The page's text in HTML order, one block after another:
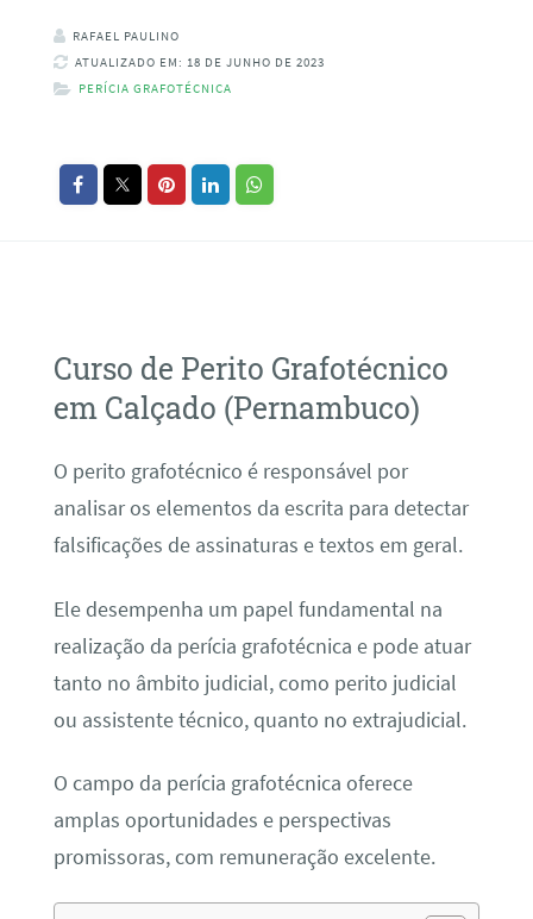
RAFAEL PAULINO
ATUALIZADO EM: 18 DE JUNHO DE 2023
PERÍCIA GRAFOTÉCNICA
Curso de Perito Grafotécnico
em Calçado (Pernambuco)
O perito grafotécnico é responsável por
analisar os elementos da escrita para detectar
falsificações de assinaturas e textos em geral.
Ele desempenha um papel fundamental na
realização da perícia grafotécnica e pode atuar
tanto no âmbito judicial, como perito judicial
ou assistente técnico, quanto no extrajudicial.
O campo da perícia grafotécnica oferece
amplas oportunidades e perspectivas
promissoras, com remuneração excelente.